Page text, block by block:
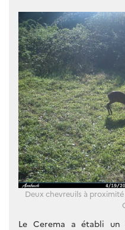
Deux chevreuils à
Le Cerema a établi un